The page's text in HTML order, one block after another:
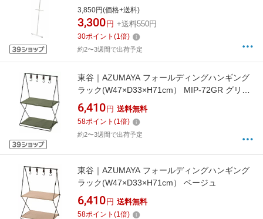
イト
3,850円(価格+送料)
3,300 円 +送料550円
30ポイント (1倍)
約2〜3週間で出荷予定
東谷｜AZUMAYA フォールディングハンギング
ラック(W47×D33×H71cm） MIP-72GR グリー
ン
6,410 円 送料無料
58ポイント (1倍)
約2〜3週間で出荷予定
東谷｜AZUMAYA フォールディングハンギング
ラック(W47×D33×H71cm） ベージュ
6,410 円 送料無料
58ポイント (1倍)